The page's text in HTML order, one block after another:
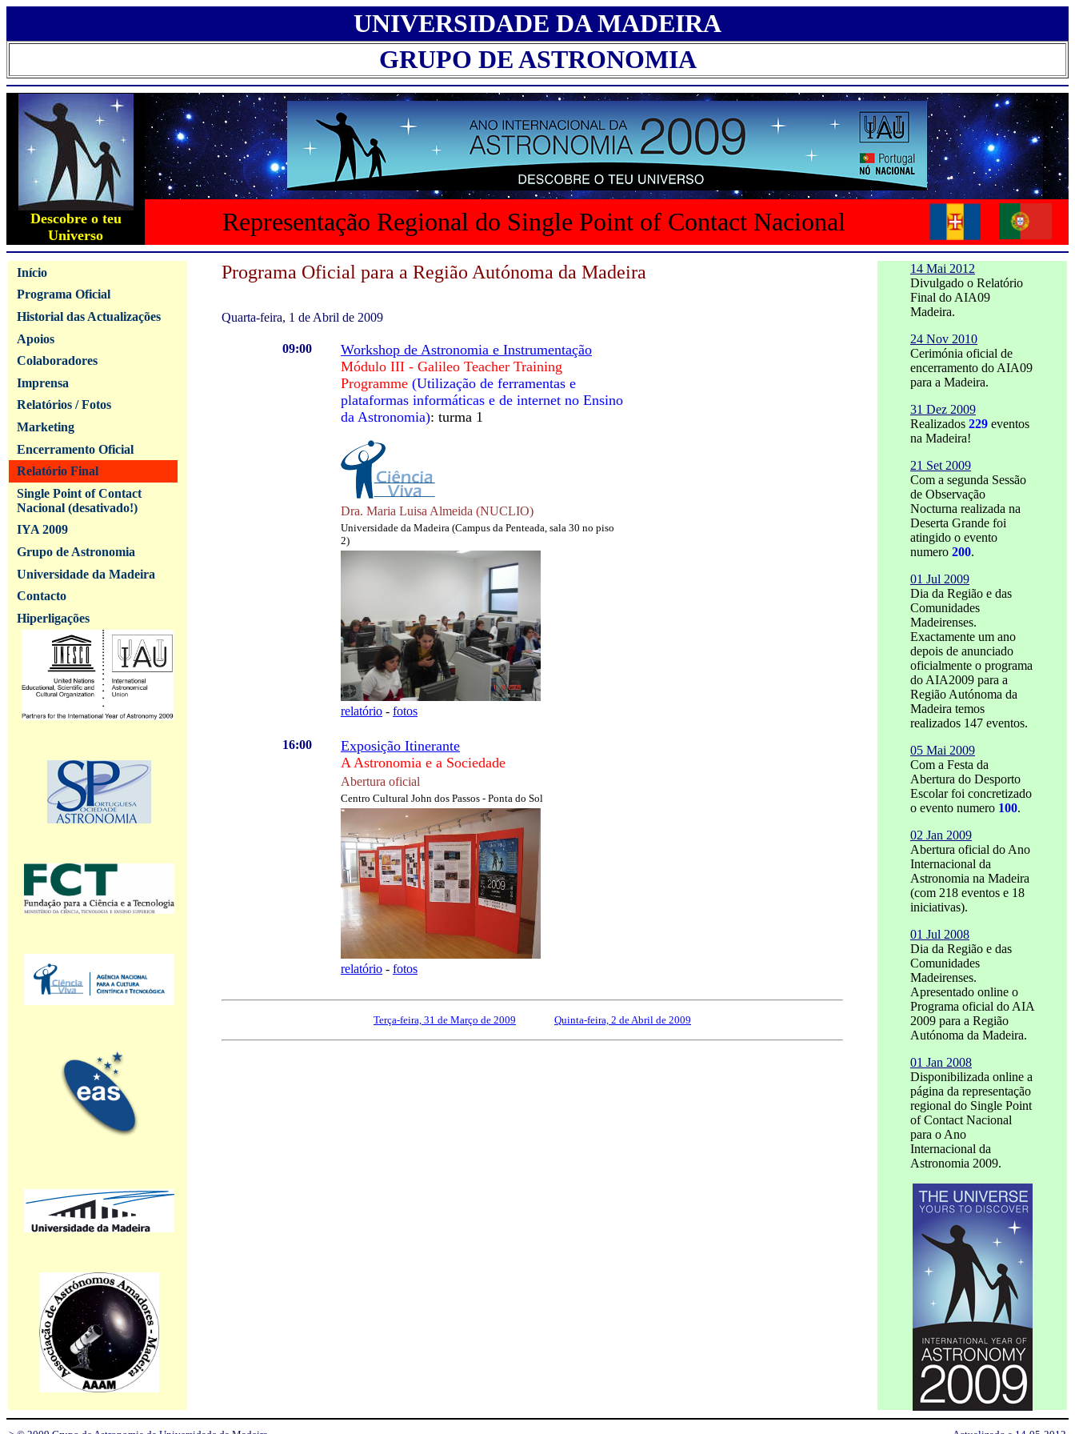
UNIVERSIDADE DA MADEIRA
GRUPO DE ASTRONOMIA
Descobre o teu
Universo
Representação Regional do Single Point of Contact Nacional
Início
Programa Oficial
Historial das Actualizações
Apoios
Colaboradores
Imprensa
Relatórios / Fotos
Marketing
Encerramento Oficial
Relatório Final
Single Point of Contact
Nacional (desativado!)
IYA 2009
Grupo de Astronomia
Universidade da Madeira
Contacto
Hiperligações
Programa Oficial para a Região Autónoma da Madeira
Quarta-feira, 1 de Abril de 2009
09:00
Workshop de Astronomia e Instrumentação
Módulo III - Galileo Teacher Training
Programme (Utilização de ferramentas e
plataformas informáticas e de internet no Ensino
da Astronomia): turma 1
Dra. Maria Luisa Almeida (NUCLIO)
Universidade da Madeira (Campus da Penteada, sala 30 no piso
2)
relatório - fotos
16:00
Exposição Itinerante
A Astronomia e a Sociedade
Abertura oficial
Centro Cultural John dos Passos - Ponta do Sol
relatório - fotos
Terça-feira, 31 de Março de 2009 Quinta-feira, 2 de Abril de 2009
14 Mai 2012
Divulgado o Relatório
Final do AIA09
Madeira.
24 Nov 2010
Cerimónia oficial de
encerramento do AIA09
para a Madeira.
31 Dez 2009
Realizados 229 eventos
na Madeira!
21 Set 2009
Com a segunda Sessão
de Observação
Nocturna realizada na
Deserta Grande foi
atingido o evento
numero 200.
01 Jul 2009
Dia da Região e das
Comunidades
Madeirenses.
Exactamente um ano
depois de anunciado
oficialmente o programa
do AIA2009 para a
Região Autónoma da
Madeira temos
realizados 147 eventos.
05 Mai 2009
Com a Festa da
Abertura do Desporto
Escolar foi concretizado
o evento numero 100.
02 Jan 2009
Abertura oficial do Ano
Internacional da
Astronomia na Madeira
(com 218 eventos e 18
iniciativas).
01 Jul 2008
Dia da Região e das
Comunidades
Madeirenses.
Apresentado online o
Programa oficial do AIA
2009 para a Região
Autónoma da Madeira.
01 Jan 2008
Disponibilizada online a
página da representação
regional do Single Point
of Contact Nacional
para o Ano
Internacional da
Astronomia 2009.